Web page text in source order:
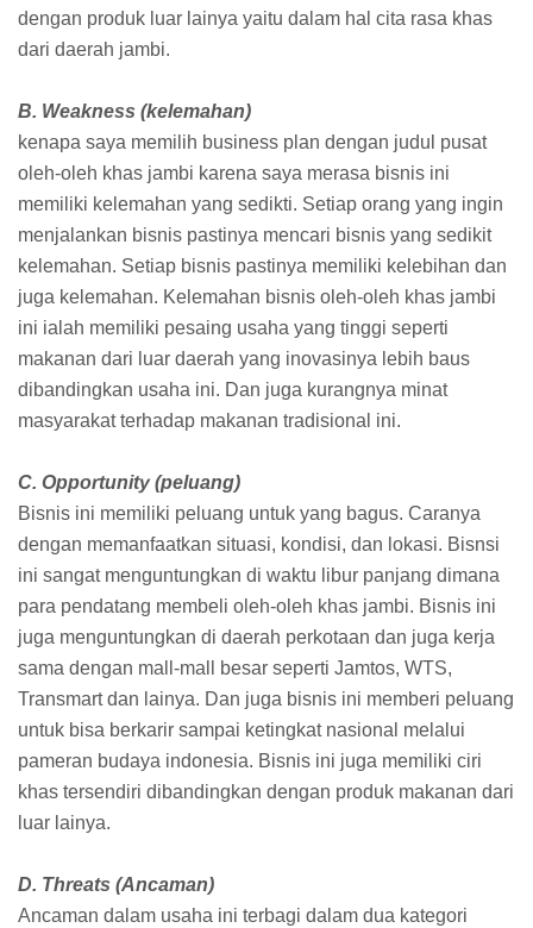
dengan produk luar lainya yaitu dalam hal cita rasa khas
dari daerah jambi.
B. Weakness (kelemahan)
kenapa saya memilih business plan dengan judul pusat
oleh-oleh khas jambi karena saya merasa bisnis ini
memiliki kelemahan yang sedikti. Setiap orang yang ingin
menjalankan bisnis pastinya mencari bisnis yang sedikit
kelemahan. Setiap bisnis pastinya memiliki kelebihan dan
juga kelemahan. Kelemahan bisnis oleh-oleh khas jambi
ini ialah memiliki pesaing usaha yang tinggi seperti
makanan dari luar daerah yang inovasinya lebih baus
dibandingkan usaha ini. Dan juga kurangnya minat
masyarakat terhadap makanan tradisional ini.
C. Opportunity (peluang)
Bisnis ini memiliki peluang untuk yang bagus. Caranya
dengan memanfaatkan situasi, kondisi, dan lokasi. Bisnsi
ini sangat menguntungkan di waktu libur panjang dimana
para pendatang membeli oleh-oleh khas jambi. Bisnis ini
juga menguntungkan di daerah perkotaan dan juga kerja
sama dengan mall-mall besar seperti Jamtos, WTS,
Transmart dan lainya. Dan juga bisnis ini memberi peluang
untuk bisa berkarir sampai ketingkat nasional melalui
pameran budaya indonesia. Bisnis ini juga memiliki ciri
khas tersendiri dibandingkan dengan produk makanan dari
luar lainya.
D. Threats (Ancaman)
Ancaman dalam usaha ini terbagi dalam dua kategori